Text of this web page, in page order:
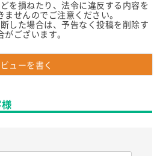
を損ねたり、法令に違反する内容を
ませんのでご注意ください。
した場合は、予告なく投稿を削除す
がございます。
ビューを書く